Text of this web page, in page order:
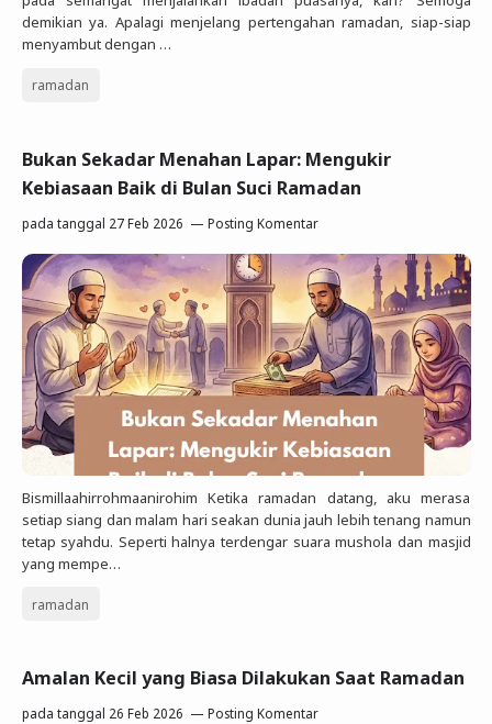
demikian ya. Apalagi menjelang pertengahan ramadan, siap-siap
menyambut dengan …
ramadan
Bukan Sekadar Menahan Lapar: Mengukir
Kebiasaan Baik di Bulan Suci Ramadan
pada tanggal 27 Feb 2026 Posting Komentar
Bismillaahirrohmaanirohim Ketika ramadan datang, aku merasa
setiap siang dan malam hari seakan dunia jauh lebih tenang namun
tetap syahdu. Seperti halnya terdengar suara mushola dan masjid
yang mempe…
ramadan
Amalan Kecil yang Biasa Dilakukan Saat Ramadan
pada tanggal 26 Feb 2026 Posting Komentar